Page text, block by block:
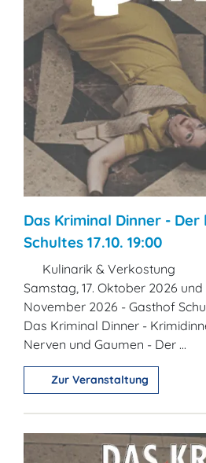
Das Kriminal Dinner -
Schultes 17.10. 19:00
Kulinarik & Verkostung
Samstag, 17. Oktober 2026 und
November 2026 - Gasthof
Das Kriminal Dinner -
Nerven und Gaumen - Der ...
Zur Veranstaltung